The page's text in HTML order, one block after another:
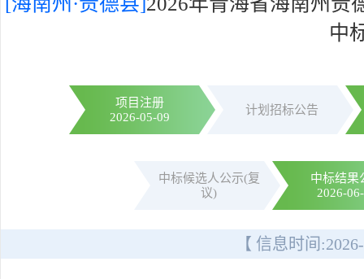
中
项目注册
2026-05-09
计划招标公告
中标候选人公示(复
议)
中标结果
2026-
【 信息时间: